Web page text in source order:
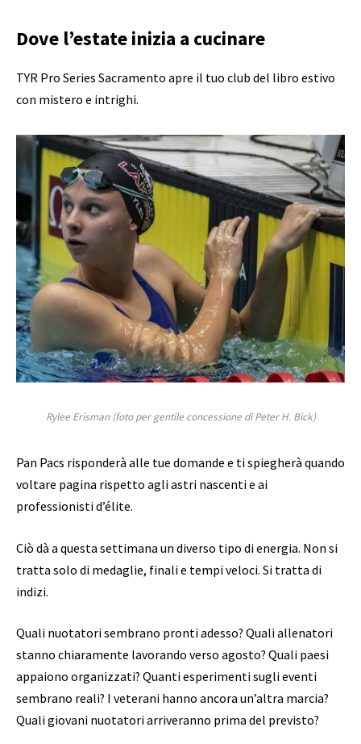
Dove l’estate inizia a cucinare
TYR Pro Series Sacramento apre il tuo club del libro estivo
con mistero e intrighi.
Rylee Erisman (foto per gentile concessione di Peter H. Bick)
Pan Pacs risponderà alle tue domande e ti spiegherà quando
voltare pagina rispetto agli astri nascenti e ai
professionisti d’élite.
Ciò dà a questa settimana un diverso tipo di energia. Non si
tratta solo di medaglie, finali e tempi veloci. Si tratta di
indizi.
Quali nuotatori sembrano pronti adesso? Quali allenatori
stanno chiaramente lavorando verso agosto? Quali paesi
appaiono organizzati? Quanti esperimenti sugli eventi
sembrano reali? I veterani hanno ancora un’altra marcia?
Quali giovani nuotatori arriveranno prima del previsto?